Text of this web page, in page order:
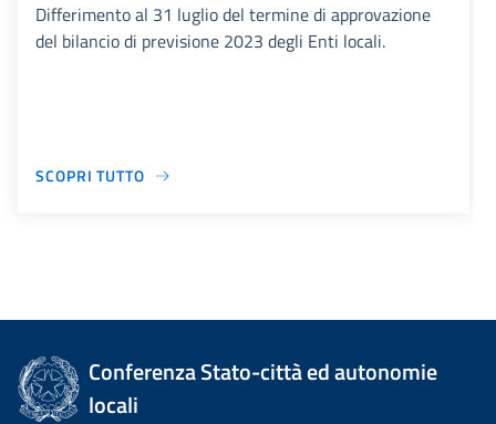
Differimento al 31 luglio del termine di approvazione
del bilancio di previsione 2023 degli Enti locali.
SCOPRI TUTTO
Conferenza Stato-città ed autonomie
locali